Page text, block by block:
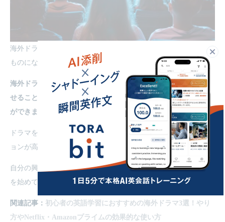
海外ドラマを活用することで、英語の学習が楽しさと効果を伴う
ものになります。
海外ドラマは、学習者のレベルや目的に合わせて英語力を向上さ
せることができ、実際に使えるフレーズや表現を身につけること
ができます。
ドラマを楽しみながら英語を学ぶことで、語学学習のモチベーシ
ョンが高まり、長期間にわたって続けやすくなります。
自分の興味や学習目標に合わせて、ドラマを取り入れた英語学習
を始めてみましょう。
関連記事： 初心者の英語学習におすすめの海外ドラマ3選！やり
方やNetflix・Amazonプライムの効果的な使い方